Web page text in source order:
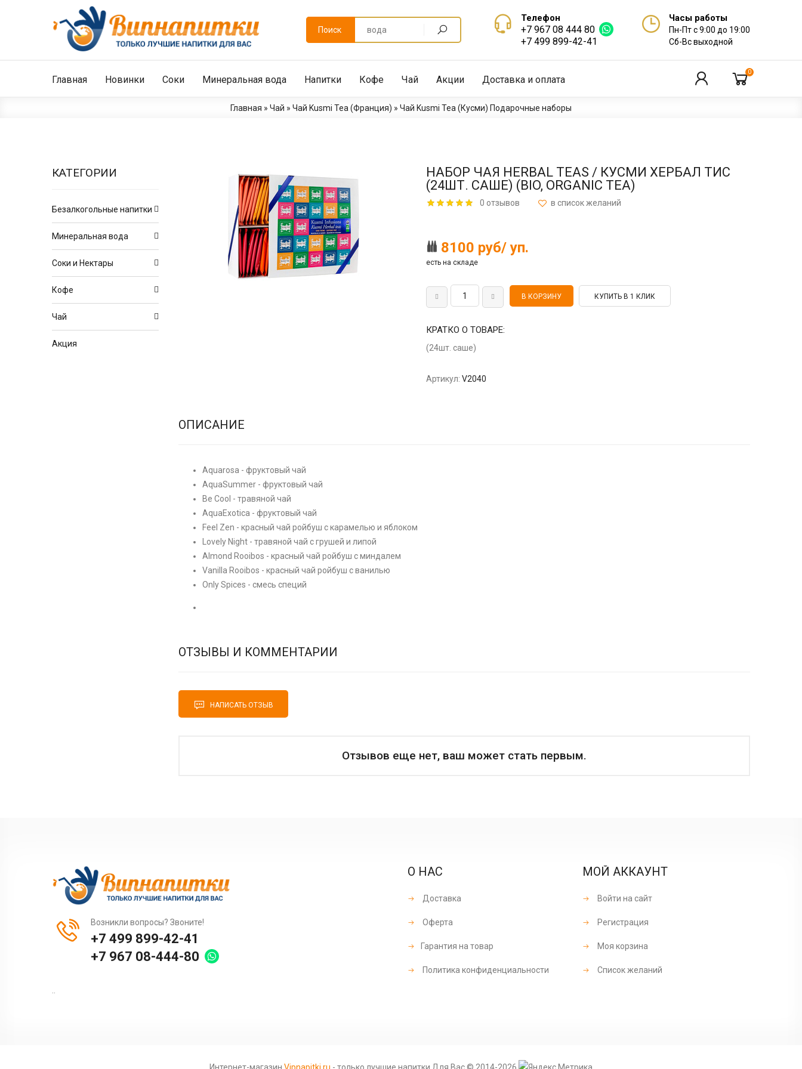
Телефон
+7 967 08 444 80
+7 499 899-42-41
Часы работы
Пн-Пт с 9:00 до 19:00
Сб-Вс выходной
Поиск
Главная Новинки Соки Минеральная вода Напитки Кофе Чай Акции Доставка и оплата
0
Главная » Чай » Чай Kusmi Tea (Франция) » Чай Kusmi Tea (Кусми) Подарочные наборы
НАБОР ЧАЯ HERBAL TEAS / КУСМИ ХЕРБАЛ ТИС
(24ШТ. САШЕ) (BIO, ORGANIC TEA)
0 отзывов
8100 руб/ уп.
есть на складе
КУПИТЬ В 1 КЛИК
КРАТКО О ТОВАРЕ:
(24шт. саше)
Артикул: V2040
ОПИСАНИЕ
Aquarosa - фруктовый чай
AquaSummer - фруктовый чай
Be Cool - травяной чай
AquaExotica - фруктовый чай
Feel Zen - красный чай ройбуш с карамелью и яблоком
Lovely Night - травяной чай с грушей и липой
Almond Rooibos - красный чай ройбуш с миндалем
Vanilla Rooibos - красный чай ройбуш с ванилью
Only Spices - смесь специй
ОТЗЫВЫ И КОММЕНТАРИИ
НАПИСАТЬ ОТЗЫВ
Отзывов еще нет, ваш может стать первым.
КАТЕГОРИИ
Безалкогольные напитки
Минеральная вода
Соки и Нектары
Кофе
Чай
Акция
Возникли вопросы? Звоните!
+7 499 899-42-41
+7 967 08-444-80
..
О НАС
Доставка
Оферта
Гарантия на товар
Политика конфиденциальности
МОЙ АККАУНТ
Войти на сайт
Регистрация
Моя корзина
Список желаний